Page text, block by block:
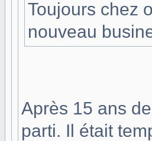
Toujours chez
nouveau
Après 15 ans
parti. Il était